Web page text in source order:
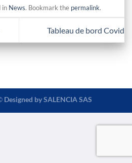
in News. Bookmark the permalink.
Tableau de bord Covid
Designed bySALENCIA SAS